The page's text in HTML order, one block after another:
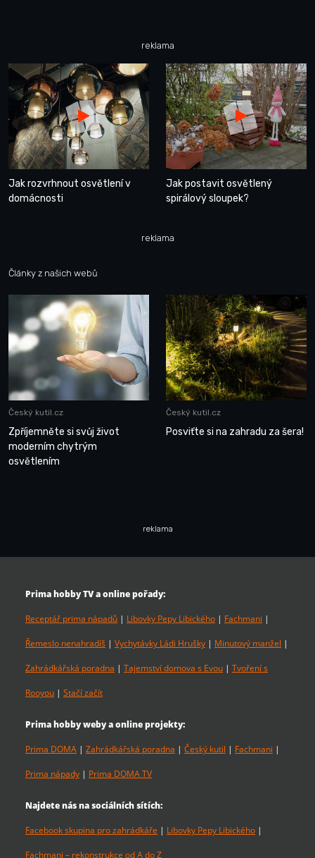
reklama
Jak rozvrhnout osvětlení v
domácnosti
Jak postavit osvětlený
spirálový sloupek?
reklama
Články z našich webů
Český kutil.cz
Zpříjemněte si svůj život
moderním chytrým
osvětlením
Český kutil.cz
Posviťte si na zahradu za šera!
reklama
Prima hobby TV a online pořady:
Receptář prima nápadů | Libovky Pepy Libického | Fachmani |
Řemeslo nenahradíš | Vychytávky Ládi Hrušky | Minutový manžel |
Zahrádkářská poradna | Tajemství domova s Evou | Tvoření s
Rooyou | Stačí začít
Prima hobby weby a online projekty:
Prima DOMA | Zahrádkářská poradna | Český kutil | Fachmani |
Prima nápady | Prima DOMA TV
Najdete nás na sociálních sítích:
Facebook skupina pro zahrádkáře | Libovky Pepy Libického |
Fachmani – rekonstrukce od A do Z